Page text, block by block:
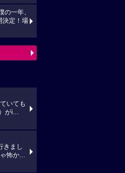
の一年、
決定！場
いても
がi...
きまし
怖か...